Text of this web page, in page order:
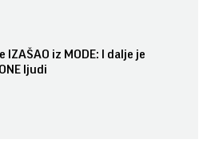
IZAŠAO iz MODE: I dalje je
ljudi